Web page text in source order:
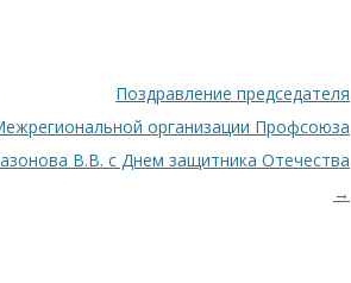
Поздравление председателя
организации Профсоюза
В.В. с Днем защитника Отечества
→